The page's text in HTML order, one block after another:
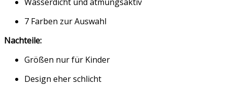
7 Farben zur Auswahl
Nachteile:
Größen nur für Kinder
Design eher schlicht